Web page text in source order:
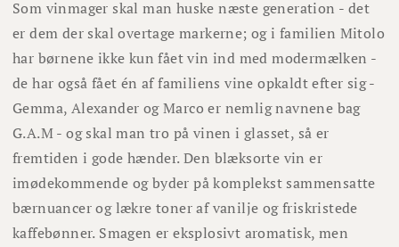
Som vinmager skal man huske næste generation - det
er dem der skal overtage markerne; og i familien Mitolo
har børnene ikke kun fået vin ind med modermælken -
de har også fået én af familiens vine opkaldt efter sig -
Gemma, Alexander og Marco er nemlig navnene bag
G.A.M - og skal man tro på vinen i glasset, så er
fremtiden i gode hænder. Den blæksorte vin er
imødekommende og byder på komplekst sammensatte
bærnuancer og lækre toner af vanilje og friskristede
kaffebønner. Smagen er eksplosivt aromatisk, men